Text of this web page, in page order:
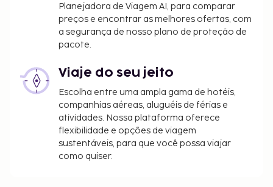
comunicou.
Devido às regulamentações nacionais, as
transações em numerário neste alojamento
informações, contacte o alojamento através
dos dados que constam na confirmação de
A piscina está aberta das 10:00 às 18:00.
Planejadora de Viagem AI, para comparar
preços e encontrar as melhores ofertas, com
a segurança de nosso plano de proteção de
pacote.
Viaje do seu jeito
Escolha entre uma ampla gama de hotéis,
companhias aéreas, aluguéis de férias e
atividades. Nossa plataforma oferece
flexibilidade e opções de viagem
sustentáveis, para que você possa viajar
como quiser.